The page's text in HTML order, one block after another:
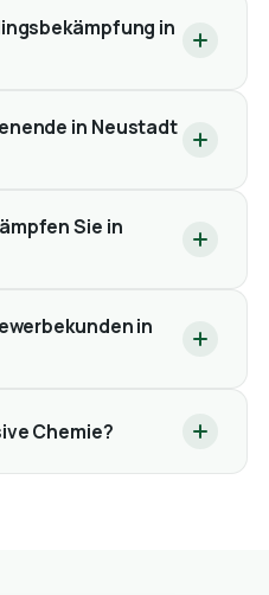
in
in Neustadt
Sie in
in
Chemie?